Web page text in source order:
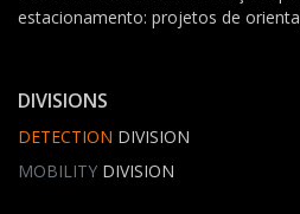
estacionamento: projetos de
DIVISIONS
DETECTION DIVISION
MOBILITY DIVISION